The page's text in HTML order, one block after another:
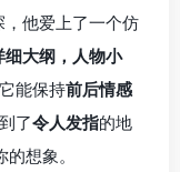
他爱上了一个仿
细大纲，人物小
能保持前后情感
了令人发指的地
的想象。